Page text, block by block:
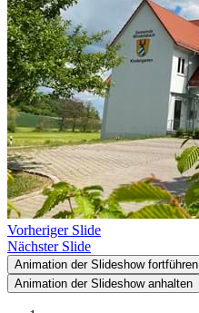
Vorheriger Slide
Nächster Slide
Animation der Slideshow fortführen
Animation der Slideshow anhalten